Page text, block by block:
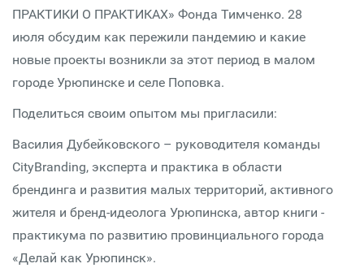
ПРАКТИКИ О ПРАКТИКАХ» Фонда Тимченко. 28
июля обсудим как пережили пандемию и какие
новые проекты возникли за этот период в малом
городе Урюпинске и селе Поповка.
Поделиться своим опытом мы пригласили:
Василия Дубейковского – руководителя команды
CityBranding, эксперта и практика в области
брендинга и развития малых территорий, активного
жителя и бренд-идеолога Урюпинска, автор книги -
практикума по развитию провинциального города
«Делай как Урюпинск».